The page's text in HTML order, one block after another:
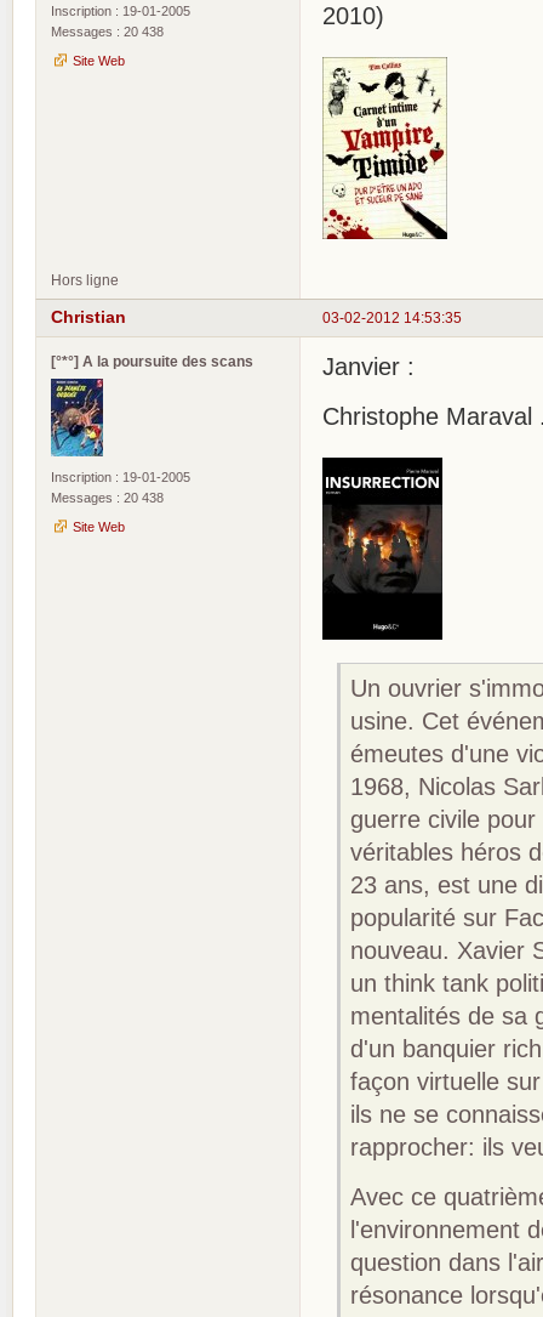
Inscription : 19-01-2005
Messages : 20 438
Site Web
2010)
Hors ligne
03-02-2012 14:53:35
Christian
[°*°] A la poursuite des scans
Inscription : 19-01-2005
Messages : 20 438
Site Web
Janvier :
Christophe Maraval
Un ouvrier
usine. Cet
émeutes d'une
1968, Nicolas
guerre civile
véritables héros
23 ans, est une
popularité sur
nouveau. Xavier
un think tank
mentalités de sa
d'un banquier
façon virtuelle
ils ne se
rapprocher: ils
Avec ce
l'environnement
question dans
résonance